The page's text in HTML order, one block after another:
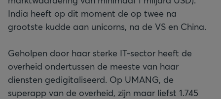
India heeft op dit moment de op twee na
grootste kudde aan unicorns, na de VS en China.
Geholpen door haar sterke IT-sector heeft de
overheid ondertussen de meeste van haar
diensten gedigitaliseerd. Op UMANG, de
superapp van de overheid, zijn maar liefst 1.745